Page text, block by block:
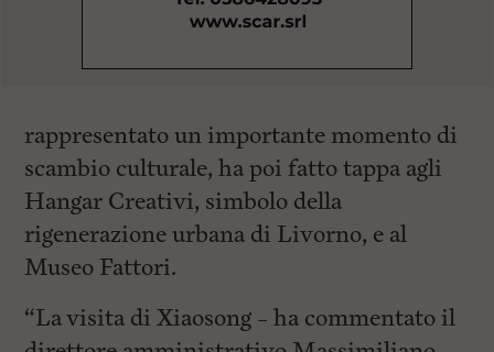
rappresentato un importante momento di
scambio culturale, ha poi fatto tappa agli
Hangar Creativi, simbolo della
rigenerazione urbana di Livorno, e al
Museo Fattori.
“La visita di Xiaosong – ha commentato il